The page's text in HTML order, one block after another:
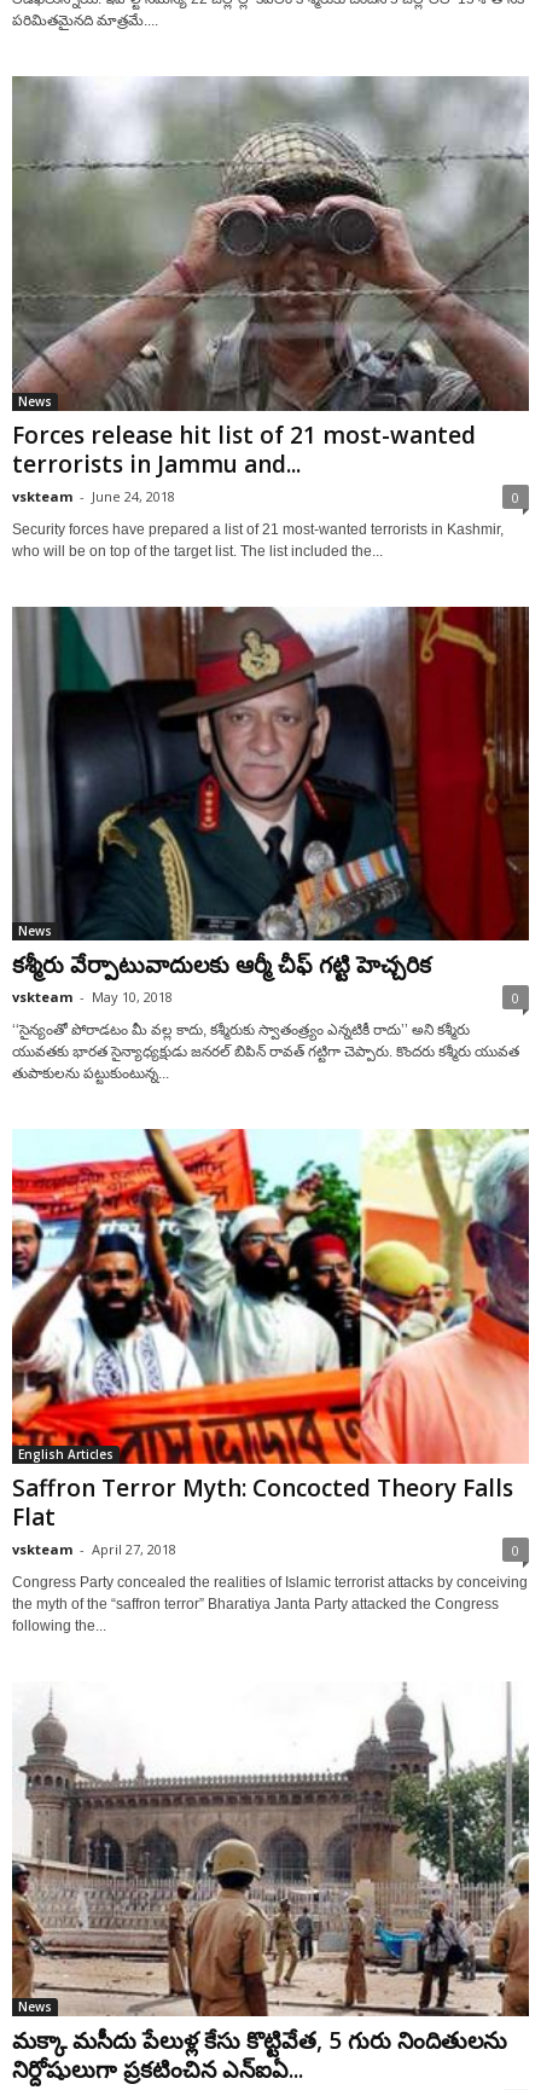
పరిమితమైనది మాత్రమే....
News
Forces release hit list of 21 most-wanted
terrorists in Jammu and...
vskteam - June 24, 2018 0
Security forces have prepared a list of 21 most-wanted terrorists in Kashmir,
who will be on top of the target list. The list included the...
News
కశ్మీరు వేర్పాటువాదులకు ఆర్మీ చీఫ్ గట్టి హెచ్చరిక
vskteam - May 10, 2018 0
‘‘సైన్యంతో పోరాడటం మీ వల్ల కాదు, కశ్మీరుకు స్వాతంత్ర్యం ఎన్నటికీ రాదు’’ అని కశ్మీరు
యువతకు భారత సైన్యాధ్యక్షుడు జనరల్ బిపిన్ రావత్ గట్టిగా చెప్పారు. కొందరు కశ్మీరు యువత
తుపాకులను పట్టుకుంటున్న...
English Articles
Saffron Terror Myth: Concocted Theory Falls
Flat
vskteam - April 27, 2018 0
Congress Party concealed the realities of Islamic terrorist attacks by conceiving
the myth of the “saffron terror” Bharatiya Janta Party attacked the Congress
following the...
News
మక్కా మసీదు పేలుళ్ల కేసు కొట్టివేత, 5 గురు నిందితులను
నిర్దోషులుగా ప్రకటించిన ఎన్‌ఐఏ...